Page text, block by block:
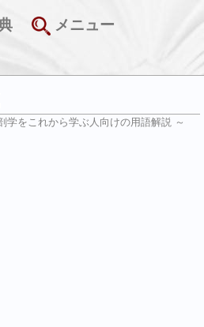
メニュー
学をこれから学ぶ人向けの用語解説 ～